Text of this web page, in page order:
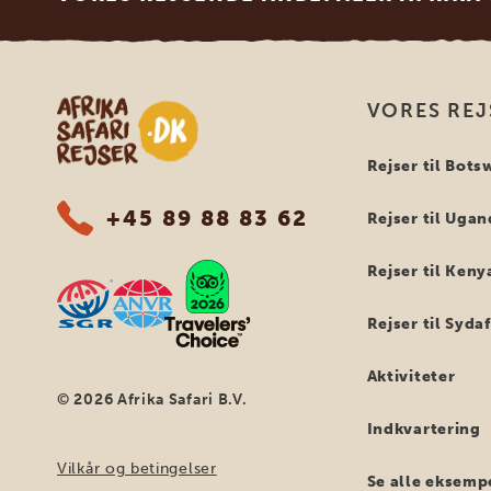
Safari-rejser i Afrika
+45 89 88 83 62
© 2026 Afrika Safari B.V.
Vilkår og betingelser
VORES
Rejser til
Rejser til
Rejser til
Rejser til
Aktiviteter
Indkvartering
Se alle